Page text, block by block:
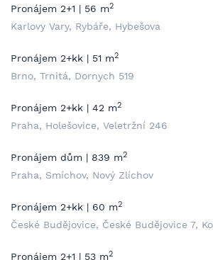
Pronájem 2+1 | 56 m2
Karlovy Vary, Rybáře, Hybešova
Pronájem 2+kk | 51 m2
Brno, Trnitá, Dornych 519
Pronájem 2+kk | 42 m2
Praha, Holešovice, Veletržní 246
Pronájem dům | 839 m2
Praha, Smíchov, Nový Zlíchov
Pronájem 2+kk | 60 m2
České Budějovice, České Budějovice 7,
Pronájem 2+1 | 53 m2